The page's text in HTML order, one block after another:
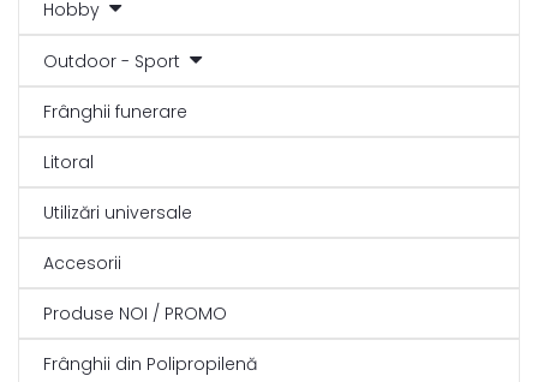
Hobby
Outdoor - Sport
Frânghii funerare
Litoral
Utilizări universale
Accesorii
Produse NOI / PROMO
Frânghii din Polipropilenă